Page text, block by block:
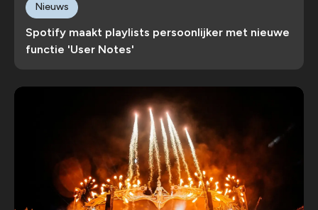
Spotify maakt playlists persoonlijker met nieuwe
functie 'User Notes'
Nieuws